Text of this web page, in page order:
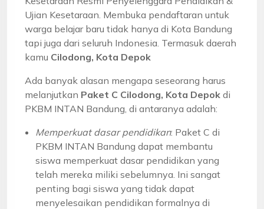
Ujian Kesetaraan. Membuka pendaftaran untuk
warga belajar baru tidak hanya di Kota Bandung
tapi juga dari seluruh Indonesia. Termasuk daerah
kamu Cilodong, Kota Depok
Ada banyak alasan mengapa seseorang harus
melanjutkan Paket C Cilodong, Kota Depok di
PKBM INTAN Bandung, di antaranya adalah:
Memperkuat dasar pendidikan: Paket C di
PKBM INTAN Bandung dapat membantu
siswa memperkuat dasar pendidikan yang
telah mereka miliki sebelumnya. Ini sangat
penting bagi siswa yang tidak dapat
menyelesaikan pendidikan formalnya di